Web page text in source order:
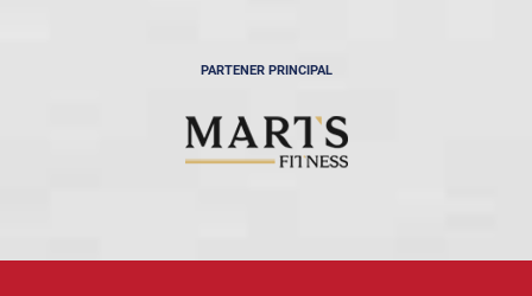
PARTENER PRINCIPAL